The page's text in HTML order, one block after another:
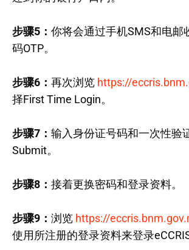
步骤5： 你将会通过手机SMS和电邮
码OTP。
步骤6： 再次浏览 https://
择First Time Login。
步骤7： 输入身份证号码和一次性验
Submit。
步骤8： 接着更换密码和登录资料。
步骤9： 浏览 https://
使用所注册的登录资料来登录